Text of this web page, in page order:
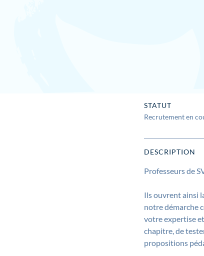
STATUT
Recrutement en
DESCRIPTION
Professeurs de
Ils ouvrent ainsi
notre démarche
votre expertise
chapitre, de
propositions